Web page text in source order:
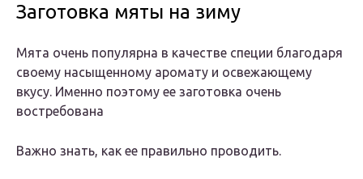
Заготовка мяты на зиму
Мята очень популярна в качестве специи благодаря
своему насыщенному аромату и освежающему
вкусу. Именно поэтому ее заготовка очень
востребована
Важно знать, как ее правильно проводить.